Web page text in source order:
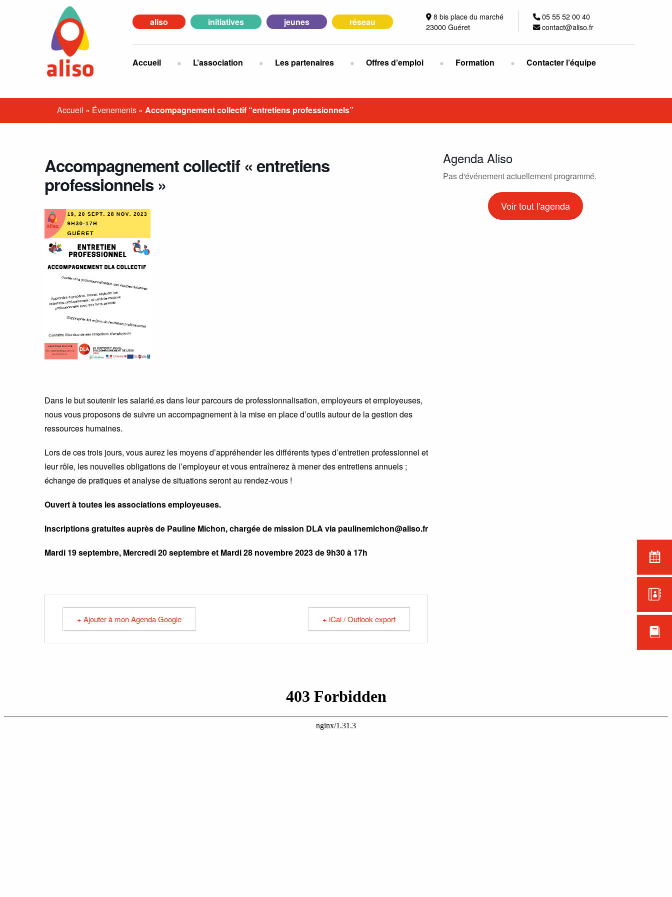
aliso initiatives jeunes réseau
8 bis place du marché
23000 Guéret
05 55 52 00 40
contact@aliso.fr
Accueil L’association Les partenaires Offres d’emploi Formation Contacter l’équipe
Accueil » Évenements »Accompagnement collectif “entretiens professionnels”
Accompagnement collectif « entretiens
professionnels »
Dans le but soutenir les salarié.es dans leur parcours de professionnalisation, employeurs et employeuses,
nous vous proposons de suivre un accompagnement à la mise en place d’outils autour de la gestion des
ressources humaines.
Lors de ces trois jours, vous aurez les moyens d’appréhender les différents types d’entretien professionnel et
leur rôle, les nouvelles obligations de l’employeur et vous entraînerez à mener des entretiens annuels ;
échange de pratiques et analyse de situations seront au rendez-vous !
Ouvert à toutes les associations employeuses.
Inscriptions gratuites auprès de Pauline Michon, chargée de mission DLA via paulinemichon@aliso.fr
Mardi 19 septembre, Mercredi 20 septembre et Mardi 28 novembre 2023 de 9h30 à 17h
+ Ajouter à mon Agenda Google + iCal / Outlook export
Agenda Aliso
Pas d'événement actuellement programmé.
Voir tout l'agenda